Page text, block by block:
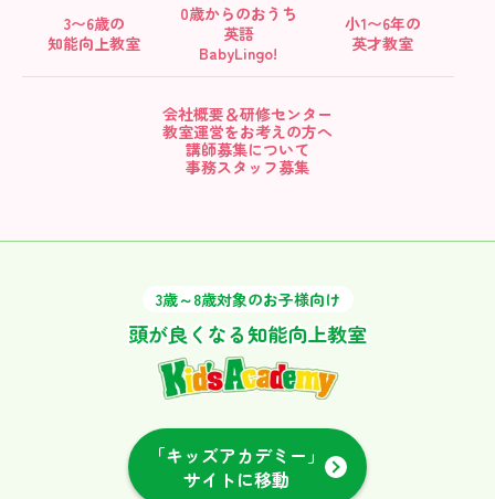
3〜6歳の
知能向上教室
0歳からのおうち
英語
BabyLingo!
小1〜6年の
英才教室
会社概要＆研修センター
教室運営をお考えの方へ
講師募集について
事務スタッフ募集
3歳～8歳対象のお子様向け
頭が良くなる知能向上教室
「キッズアカデミー」
サイトに移動